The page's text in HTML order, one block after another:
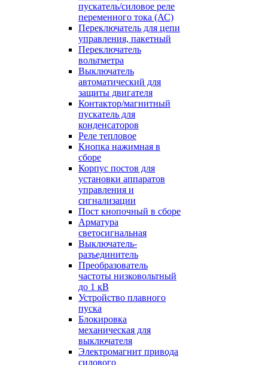
пускатель/силовое реле
переменного тока (АС)
Переключатель для цепи
управления, пакетный
Переключатель
вольтметра
Выключатель
автоматический для
защиты двигателя
Контактор/магнитный
пускатель для
конденсаторов
Реле тепловое
Кнопка нажимная в
сборе
Корпус постов для
установки аппаратов
управления и
сигнализации
Пост кнопочный в сборе
Арматура
светосигнальная
Выключатель-
разъединитель
Преобразователь
частоты низковольтный
до 1 кВ
Устройство плавного
пуска
Блокировка
механическая для
выключателя
Электромагнит привода
силового